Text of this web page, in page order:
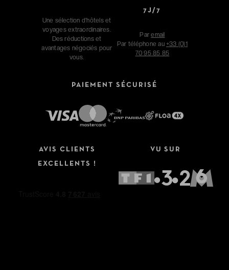
Une sélection d'hôtels et
voyages extraordinaires.
Des réductions et
avantages négociés pour
vous.
7J/7
Paremail
Par téléphone au +33 (0)1
70 95 85 85
PAIEMENT SÉCURISÉ
AVIS CLIENTS
EXCELLENTS !
VU SUR